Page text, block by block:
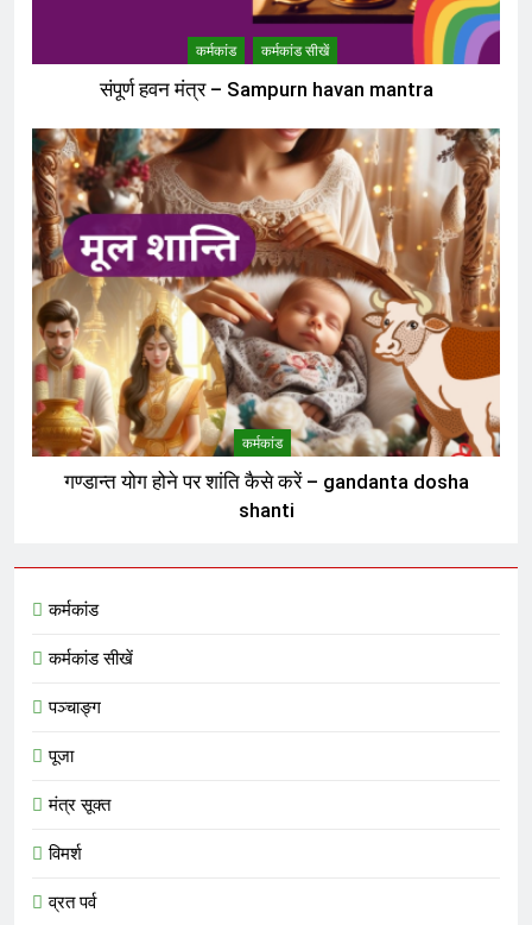
कर्मकांड कर्मकांड सीखें
संपूर्ण हवन मंत्र – Sampurn havan mantra
कर्मकांड
गण्डान्त योग होने पर शांति कैसे करें – gandanta dosha
shanti
कर्मकांड
कर्मकांड सीखें
पञ्चाङ्ग
पूजा
मंत्र सूक्त
विमर्श
व्रत पर्व